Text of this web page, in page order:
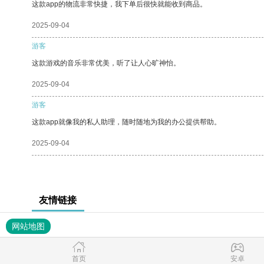
这款app的物流非常快捷，我下单后很快就能收到商品。
2025-09-04
游客
这款游戏的音乐非常优美，听了让人心旷神怡。
2025-09-04
游客
这款app就像我的私人助理，随时随地为我的办公提供帮助。
2025-09-04
友情链接
网站地图
首页 安卓